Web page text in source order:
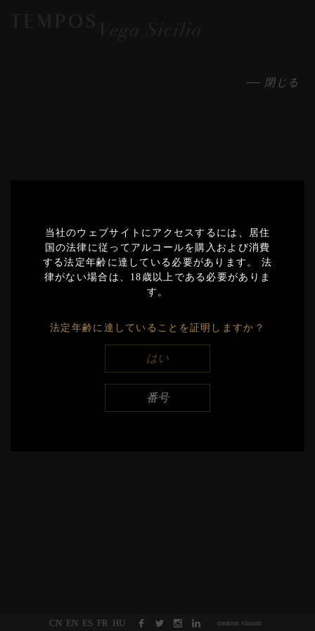
閉じる
CN EN ES FR HU creation vinium
Export
2019
Export
Export
2017
Export
2016
当社のウェブサイトにアクセスするには、居住
国の法律に従ってアルコールを購入および消費
する法定年齢に達している必要があります。 法
律がない場合は、18歳以上である必要がありま
す。
法定年齢に達していることを証明しますか？
はい
番号